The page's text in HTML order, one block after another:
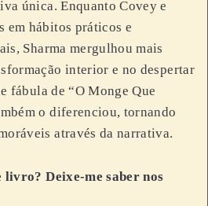
única. Enquanto Covey e
em hábitos práticos e
Sharma mergulhou mais
interior e no despertar
fábula de “O Monge Que
o diferenciou, tornando
através da narrativa.
livro? Deixe-me saber nos